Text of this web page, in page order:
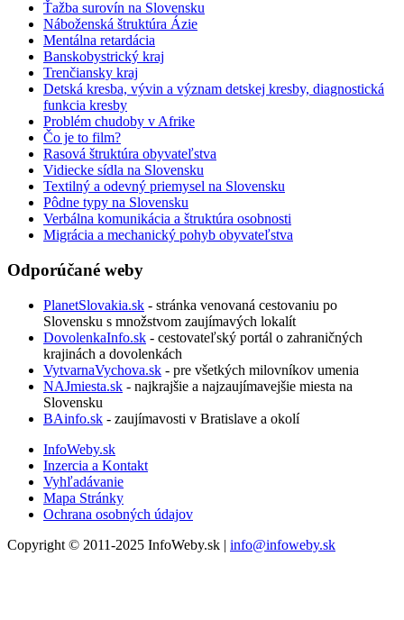
Ťažba surovín na Slovensku
Náboženská štruktúra Ázie
Mentálna retardácia
Banskobystrický kraj
Trenčiansky kraj
Detská kresba, vývin a význam detskej kresby, diagnostická
funkcia kresby
Problém chudoby v Afrike
Čo je to film?
Rasová štruktúra obyvateľstva
Vidiecke sídla na Slovensku
Textilný a odevný priemysel na Slovensku
Pôdne typy na Slovensku
Verbálna komunikácia a štruktúra osobnosti
Migrácia a mechanický pohyb obyvateľstva
Odporúčané weby
PlanetSlovakia.sk - stránka venovaná cestovaniu po
Slovensku s množstvom zaujímavých lokalít
DovolenkaInfo.sk - cestovateľský portál o zahraničných
krajinách a dovolenkách
VytvarnaVychova.sk - pre všetkých milovníkov umenia
NAJmiesta.sk - najkrajšie a najzaujímavejšie miesta na
Slovensku
BAinfo.sk - zaujímavosti v Bratislave a okolí
InfoWeby.sk
Inzercia a Kontakt
Vyhľadávanie
Mapa Stránky
Ochrana osobných údajov
Copyright © 2011-2025 InfoWeby.sk | info@infoweby.sk